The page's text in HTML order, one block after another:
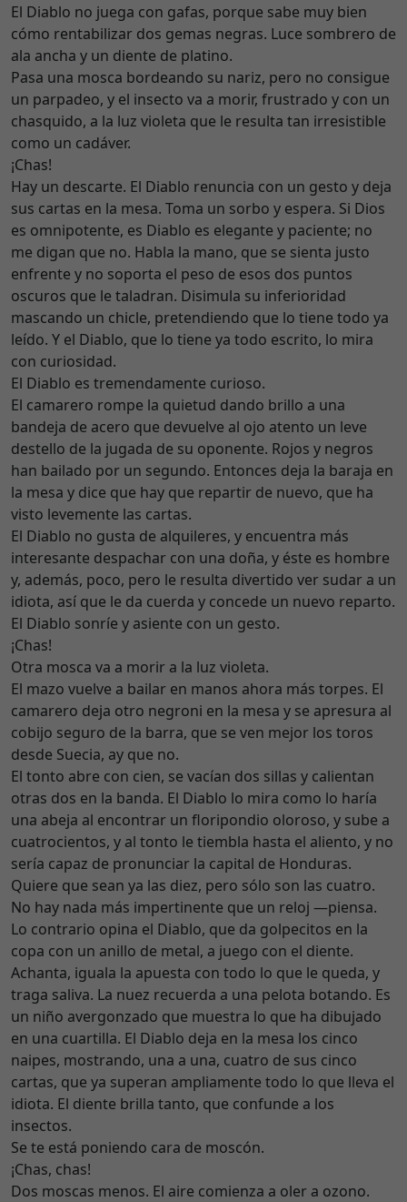
El Diablo no juega con gafas, porque sabe muy bien
cómo rentabilizar dos gemas negras. Luce sombrero de
ala ancha y un diente de platino.
Pasa una mosca bordeando su nariz, pero no consigue
un parpadeo, y el insecto va a morir, frustrado y con un
chasquido, a la luz violeta que le resulta tan irresistible
como un cadáver.
¡Chas!
Hay un descarte. El Diablo renuncia con un gesto y deja
sus cartas en la mesa. Toma un sorbo y espera. Si Dios
es omnipotente, es Diablo es elegante y paciente; no
me digan que no. Habla la mano, que se sienta justo
enfrente y no soporta el peso de esos dos puntos
oscuros que le taladran. Disimula su inferioridad
mascando un chicle, pretendiendo que lo tiene todo ya
leído. Y el Diablo, que lo tiene ya todo escrito, lo mira
con curiosidad.
El Diablo es tremendamente curioso.
El camarero rompe la quietud dando brillo a una
bandeja de acero que devuelve al ojo atento un leve
destello de la jugada de su oponente. Rojos y negros
han bailado por un segundo. Entonces deja la baraja en
la mesa y dice que hay que repartir de nuevo, que ha
visto levemente las cartas.
El Diablo no gusta de alquileres, y encuentra más
interesante despachar con una doña, y éste es hombre
y, además, poco, pero le resulta divertido ver sudar a un
idiota, así que le da cuerda y concede un nuevo reparto.
El Diablo sonríe y asiente con un gesto.
¡Chas!
Otra mosca va a morir a la luz violeta.
El mazo vuelve a bailar en manos ahora más torpes. El
camarero deja otro negroni en la mesa y se apresura al
cobijo seguro de la barra, que se ven mejor los toros
desde Suecia, ay que no.
El tonto abre con cien, se vacían dos sillas y calientan
otras dos en la banda. El Diablo lo mira como lo haría
una abeja al encontrar un floripondio oloroso, y sube a
cuatrocientos, y al tonto le tiembla hasta el aliento, y no
sería capaz de pronunciar la capital de Honduras.
Quiere que sean ya las diez, pero sólo son las cuatro.
No hay nada más impertinente que un reloj ―piensa.
Lo contrario opina el Diablo, que da golpecitos en la
copa con un anillo de metal, a juego con el diente.
Achanta, iguala la apuesta con todo lo que le queda, y
traga saliva. La nuez recuerda a una pelota botando. Es
un niño avergonzado que muestra lo que ha dibujado
en una cuartilla. El Diablo deja en la mesa los cinco
naipes, mostrando, una a una, cuatro de sus cinco
cartas, que ya superan ampliamente todo lo que lleva el
idiota. El diente brilla tanto, que confunde a los
insectos.
Se te está poniendo cara de moscón.
¡Chas, chas!
Dos moscas menos. El aire comienza a oler a ozono.